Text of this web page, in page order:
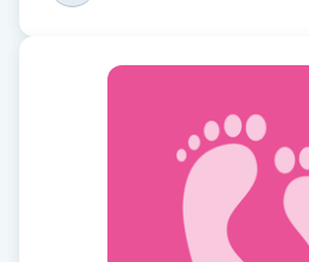
Extensions borttagning